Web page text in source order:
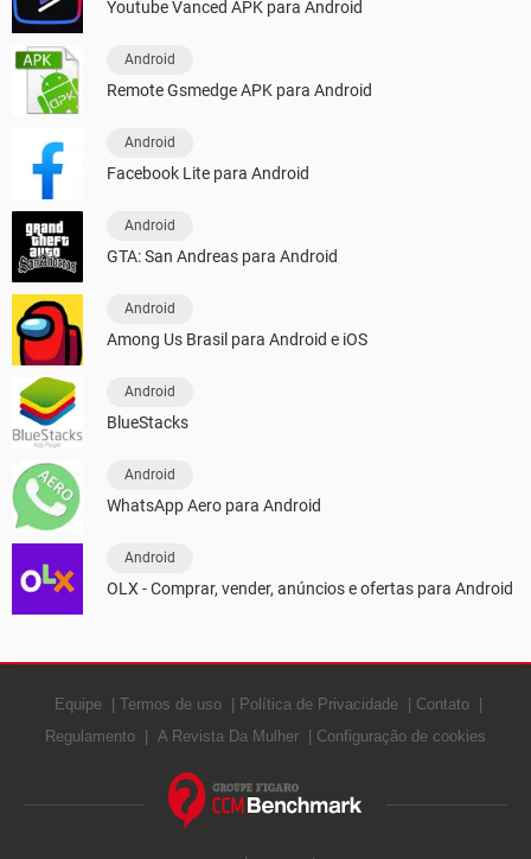
Youtube Vanced APK para Android
Android
Remote Gsmedge APK para Android
Android
Facebook Lite para Android
Android
GTA: San Andreas para Android
Android
Among Us Brasil para Android e iOS
Android
BlueStacks
Android
WhatsApp Aero para Android
Android
OLX - Comprar, vender, anúncios e ofertas para Android
Equipe Termos de uso Política de Privacidade
Contato
Regulamento
A Revista Da Mulher Configuração de cookies